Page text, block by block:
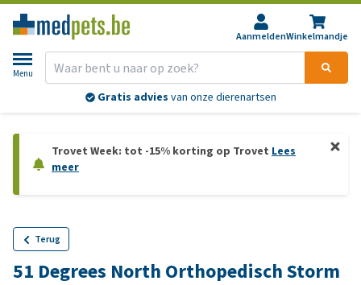
AanmeldenWinkelmandje
Menu
Gratis advies van onze dierenartsen
Trovet Week: tot -15% korting op Trovet Lees
meer
Terug
51 Degrees North Orthopedisch Storm